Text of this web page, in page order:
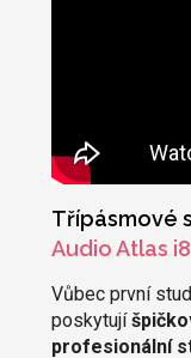
Třípásmové
Audio Atlas i8
Vůbec první
poskytují
profesionální